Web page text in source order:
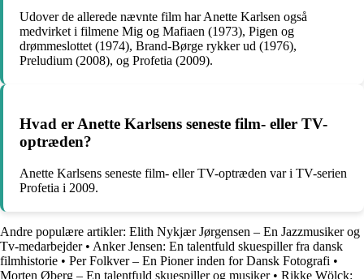
Udover de allerede nævnte film har Anette Karlsen også
medvirket i filmene Mig og Mafiaen (1973), Pigen og
drømmeslottet (1974), Brand-Børge rykker ud (1976),
Preludium (2008), og Profetia (2009).
Hvad er Anette Karlsens seneste film- eller TV-
optræden?
Anette Karlsens seneste film- eller TV-optræden var i TV-serien
Profetia i 2009.
Andre populære artikler: Elith Nykjær Jørgensen – En Jazzmusiker og
Tv-medarbejder• Anker Jensen: En talentfuld skuespiller fra dansk
filmhistorie • Per Folkver – En Pioner inden for Dansk Fotografi •
Morten Øberg – En talentfuld skuespiller og musiker• Rikke Wölck: